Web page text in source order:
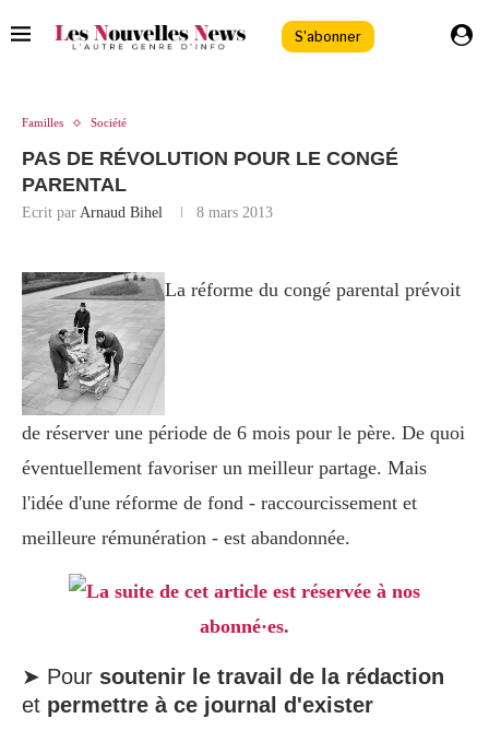
S'abonner
Familles Société
PAS DE RÉVOLUTION POUR LE CONGÉ
PARENTAL
Ecrit par Arnaud Bihel 8 mars 2013
La réforme du congé parental prévoit
de réserver une période de 6 mois pour le père. De quoi
éventuellement favoriser un meilleur partage. Mais
l'idée d'une réforme de fond - raccourcissement et
meilleure rémunération - est abandonnée.
La suite de cet article est réservée à nos
abonné·es.
➤ Pour soutenir le travail de la rédaction
et permettre à ce journal d'exister